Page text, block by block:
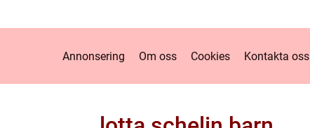
Annonsering Om oss Cookies Kontakta oss